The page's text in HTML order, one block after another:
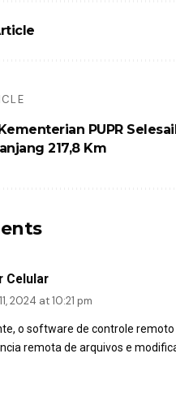
PUPR
217,8 Km
Celular
2024 at 10:21 pm
o software de controle
remota de arquivos e